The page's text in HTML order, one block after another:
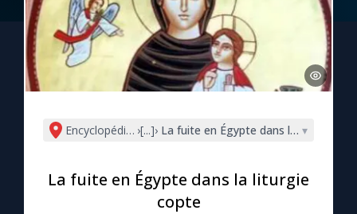
L'actualité de la semaine
La chaîne Youtube
La newsletter
La vidéo de la semaine
Encyclopédie mariale
›[...]› La fuite en Égypte dans la liturgie
▾
La fuite en Égypte dans la liturgie
copte